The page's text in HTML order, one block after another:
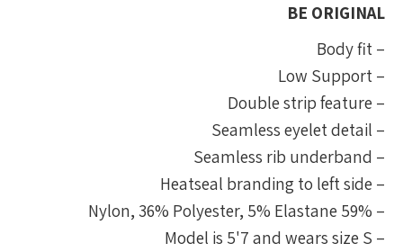
BE ORIGINAL
– Body fit
– Low Support
– Double strip feature
– Seamless eyelet detail
– Seamless rib underband
– Heatseal branding to left side
– 59% Nylon, 36% Polyester, 5% Elastane
– Model is 5'7 and wears size S